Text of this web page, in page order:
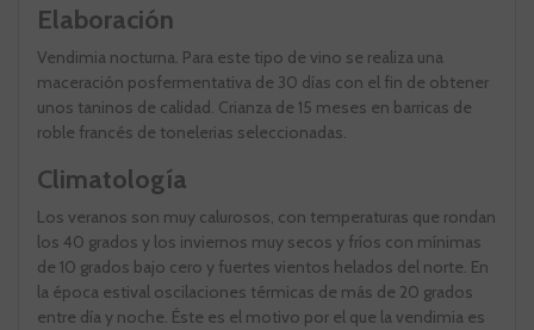
Elaboración
Vendimia nocturna. Para este tipo de vino se realiza una
maceración posfermentativa de 30 días con el fin de obtener
unos taninos de calidad. Crianza de 15 meses en barricas de
roble francés de tonelerias seleccionadas.
Climatología
Los veranos son muy calurosos, con temperaturas que rondan
los 40 grados y los inviernos muy secos y fríos con mínimas
de 10 grados bajo cero y fuertes vientos helados del norte. En
la época estival oscilaciones térmicas de más de 20 grados
entre día y noche. Éste es el motivo por el que la vendimia es